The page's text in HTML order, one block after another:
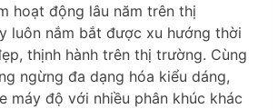
hoạt động lâu năm trên thị
luôn nắm bắt được xu hướng thời
thịnh hành trên thị trường. Cùng
ngừng đa dạng hóa kiểu dáng,
máy độ với nhiều phân khúc khác